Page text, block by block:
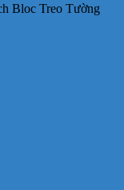
Bloc Treo Tường